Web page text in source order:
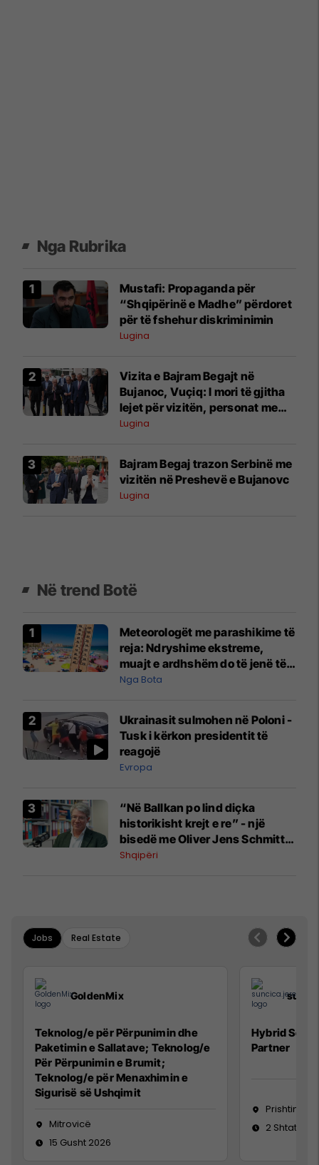
Nga Rubrika
Mustafi: Propaganda për
“Shqipërinë e Madhe” përdoret
për të fshehur diskriminimin
Lugina
​Vizita e Bajram Begajt në
Bujanoc, Vuçiq: I mori të gjitha
lejet për vizitën, personat me
armë ishin tanët
Lugina
​Bajram Begaj trazon Serbinë me
vizitën në Preshevë e Bujanovc
Lugina
Në trend Botë
Meteorologët me parashikime të
reja: Ndryshime ekstreme,
muajt e ardhshëm do të jenë të
pazakontë
Nga Bota
Ukrainasit sulmohen në Poloni -
Tusk i kërkon presidentit të
reagojë
Evropa
“Në Ballkan po lind diçka
historikisht krejt e re” - një
bisedë me Oliver Jens Schmitt
mbi protestat në Shqipëri dhe të
Shqipëri
Jobs Real Estate
GoldenMix
Teknolog/e për Përpunimin dhe
Paketimin e Sallatave; Teknolog/e
Për Përpunimin e Brumit;
Teknolog/e për Menaxhimin e
Sigurisë së Ushqimit
Mitrovicë
15 Gusht 2026
Hybrid
Partner
Prishtinë
2 Shtator